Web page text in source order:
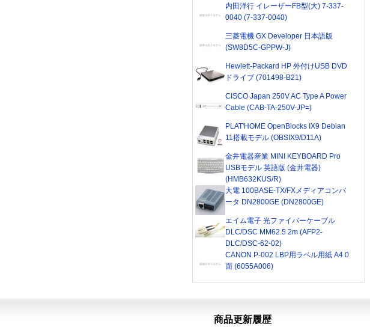
内田洋行 イレーザーFB型(大) 7-337-
0040 (7-337-0040)
三菱電機 GX Developer 日本語版
(SW8D5C-GPPW-J)
Hewlett-Packard HP 外付けUSB DVD
ドライブ (701498-B21)
CISCO Japan 250V AC Type A Power
Cable (CAB-TA-250V-JP=)
PLAT'HOME OpenBlocks IX9 Debian
11搭載モデル (OBSIX9/D11A)
金井電器産業 MINI KEYBOARD Pro
USBモデル 英語版 (金井電器)
(HMB632KUS/R)
大電 100BASE-TX/FXメディアコンバ
ータ DN2800GE (DN2800GE)
エイム電子 光ファイバーケーブル
DLC/DSC MM62.5 2m (AFP2-
DLC/DSC-62-02)
CANON P-002 LBP用ラベル用紙 A4 0
面 (6055A006)
商品更新履歴